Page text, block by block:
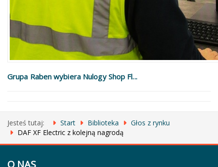
Grupa Raben wybiera Nulogy Shop Fl...
Jesteś tutaj: Start Biblioteka
Głos z rynku
DAF XF Electric z kolejną nagrodą
O NAS